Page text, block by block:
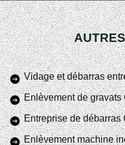
Vidage et débarras
Enlèvement de gravats
Entreprise de débarras
Enlèvement machine